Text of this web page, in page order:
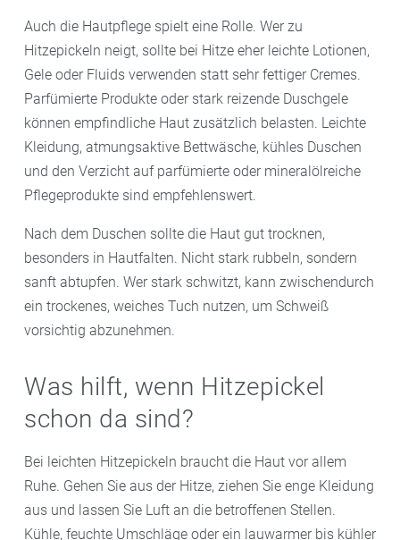
Auch die Hautpflege spielt eine Rolle. Wer zu
Hitzepickeln neigt, sollte bei Hitze eher leichte Lotionen,
Gele oder Fluids verwenden statt sehr fettiger Cremes.
Parfümierte Produkte oder stark reizende Duschgele
können empfindliche Haut zusätzlich belasten. Leichte
Kleidung, atmungsaktive Bettwäsche, kühles Duschen
und den Verzicht auf parfümierte oder mineralölreiche
Pflegeprodukte sind empfehlenswert.
Nach dem Duschen sollte die Haut gut trocknen,
besonders in Hautfalten. Nicht stark rubbeln, sondern
sanft abtupfen. Wer stark schwitzt, kann zwischendurch
ein trockenes, weiches Tuch nutzen, um Schweiß
vorsichtig abzunehmen.
Was hilft, wenn Hitzepickel
schon da sind?
Bei leichten Hitzepickeln braucht die Haut vor allem
Ruhe. Gehen Sie aus der Hitze, ziehen Sie enge Kleidung
aus und lassen Sie Luft an die betroffenen Stellen.
Kühle, feuchte Umschläge oder ein lauwarmer bis kühler